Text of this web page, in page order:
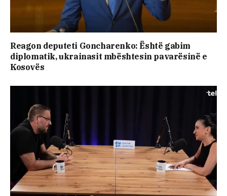
Reagon deputeti Goncharenko: Është gabim
diplomatik, ukrainasit mbështesin pavarësinë e
Kosovës